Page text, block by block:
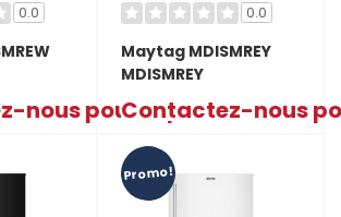
0.0
nous pour le prix
0.0
Maytag MDISMREY
MDISMREY
Contactez-nous
Promo!